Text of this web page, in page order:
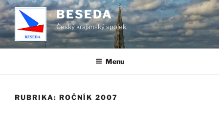
Přejít
k
obsahu
webu
BESEDA
Český krajanský spolek
Menu
RUBRIKA: ROČNÍK 2007